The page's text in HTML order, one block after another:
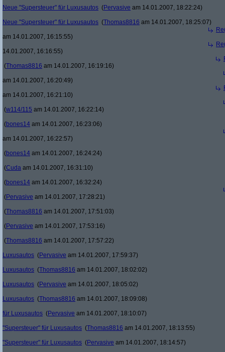
Neue "Supersteuer" für Luxusautos (Pervasive am 14.01.2007, 18:22:24)
Neue "Supersteuer" für Luxusautos (Thomas8816 am 14.01.2007, 18:25:07)
am 14.01.2007, 16:15:55)
14.01.2007, 16:16:55)
(Thomas8816 am 14.01.2007, 16:19:16)
am 14.01.2007, 16:20:49)
am 14.01.2007, 16:21:10)
(w114/115 am 14.01.2007, 16:22:14)
(bones14 am 14.01.2007, 16:23:06)
am 14.01.2007, 16:22:57)
(bones14 am 14.01.2007, 16:24:24)
(Cuda am 14.01.2007, 16:31:10)
(bones14 am 14.01.2007, 16:32:24)
(Pervasive am 14.01.2007, 17:28:21)
(Thomas8816 am 14.01.2007, 17:51:03)
(Pervasive am 14.01.2007, 17:53:16)
(Thomas8816 am 14.01.2007, 17:57:22)
Luxusautos (Pervasive am 14.01.2007, 17:59:37)
Luxusautos (Thomas8816 am 14.01.2007, 18:02:02)
Luxusautos (Pervasive am 14.01.2007, 18:05:02)
Luxusautos (Thomas8816 am 14.01.2007, 18:09:08)
für Luxusautos (Pervasive am 14.01.2007, 18:10:07)
"Supersteuer" für Luxusautos (Thomas8816 am 14.01.2007, 18:13:55)
"Supersteuer" für Luxusautos (Pervasive am 14.01.2007, 18:14:57)